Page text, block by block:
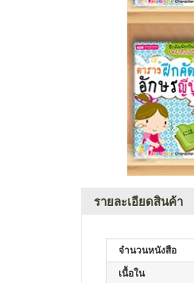
รายละเอียดสินค้า
จำนวนหนังสือ
เนื้อใน